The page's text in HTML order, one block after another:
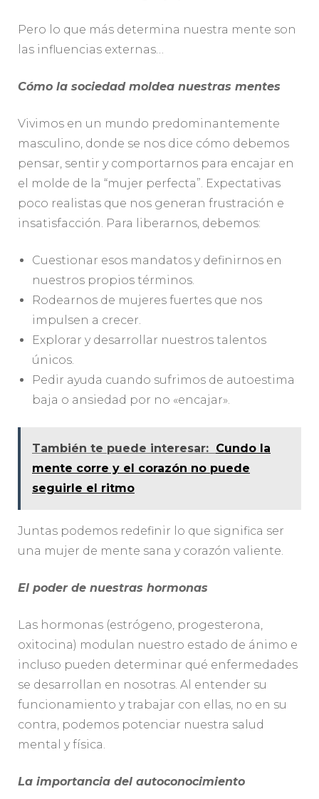
Pero lo que más determina nuestra mente son
las influencias externas…
Cómo la sociedad moldea nuestras mentes
Vivimos en un mundo predominantemente
masculino, donde se nos dice cómo debemos
pensar, sentir y comportarnos para encajar en
el molde de la “mujer perfecta”. Expectativas
poco realistas que nos generan frustración e
insatisfacción. Para liberarnos, debemos:
Cuestionar esos mandatos y definirnos en
nuestros propios términos.
Rodearnos de mujeres fuertes que nos
impulsen a crecer.
Explorar y desarrollar nuestros talentos
únicos.
Pedir ayuda cuando sufrimos de autoestima
baja o ansiedad por no «encajar».
También te puede interesar: Cundo la
mente corre y el corazón no puede
seguirle el ritmo
Juntas podemos redefinir lo que significa ser
una mujer de mente sana y corazón valiente.
El poder de nuestras hormonas
Las hormonas (estrógeno, progesterona,
oxitocina) modulan nuestro estado de ánimo e
incluso pueden determinar qué enfermedades
se desarrollan en nosotras. Al entender su
funcionamiento y trabajar con ellas, no en su
contra, podemos potenciar nuestra salud
mental y física.
La importancia del autoconocimiento